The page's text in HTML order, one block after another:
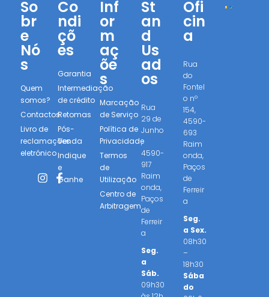
So
br
e
Nó
s
Quem
somos?
Contactos
Livro de
reclamações
eletrónico
Co
ndi
çõ
es
Garantia
Intermediação
de crédito
Retomas
Pós-
Venda
Indique
e
Ganhe
Inf
or
m
aç
õe
s
Marcação
de Serviço
Política de
Privacidade
Termos
de
Utilização
Centro de
Arbitragem
St
an
d
Us
ad
os
Rua
29 de
Junho
,
4590-
917
Raim
onda,
Paços
de
Ferreir
a
Seg.
a
Sáb.
09h30
Ofi
cin
a
Rua
do
Fontel
o nº
154,
4590-
693
Raim
onda,
Paços
de
Ferreir
a
Seg.
a Sex.
08h30
–
18h30
Sába
do